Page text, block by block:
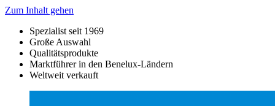
Zum Inhalt gehen
Spezialist seit 1969
Große Auswahl
Qualitätsprodukte
Marktführer in den Benelux-Ländern
Weltweit verkauft